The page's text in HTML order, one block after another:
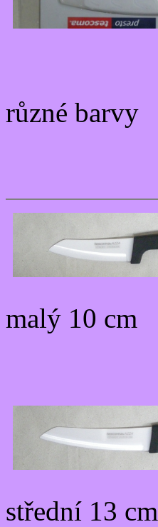
různé barvy
malý 10 cm
střední 13 cm